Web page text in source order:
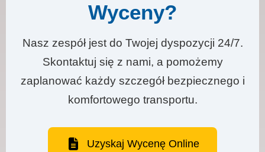
Wyceny?
Nasz zespół jest do Twojej dyspozycji 24/7.
Skontaktuj się z nami, a pomożemy
zaplanować każdy szczegół bezpiecznego i
komfortowego transportu.
Uzyskaj Wycenę Online